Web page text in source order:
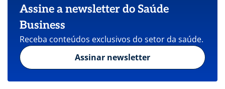
Assine a newsletter do Saúde
Business
Receba conteúdos exclusivos do setor da saúde.
Assinar newsletter